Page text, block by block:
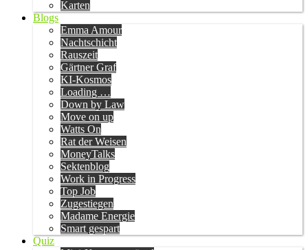
Karten
Blogs
Emma Amour
Nachtschicht
Rauszeit
Gärtner Graf
KI-Kosmos
Loading …
Down by Law
Move on up
Watts On
Rat der Weisen
MoneyTalks
Sektenblog
Work in Progress
Top Job
Zugestiegen
Madame Energie
Smart gespart
Quiz